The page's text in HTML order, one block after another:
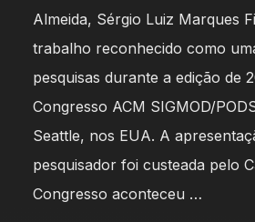
Almeida, Sérgio Luiz Marques
trabalho reconhecido como
pesquisas durante a edição de
Congresso ACM SIGMOD/
Seattle, nos EUA. A
pesquisador foi custeada pelo
Congresso aconteceu …